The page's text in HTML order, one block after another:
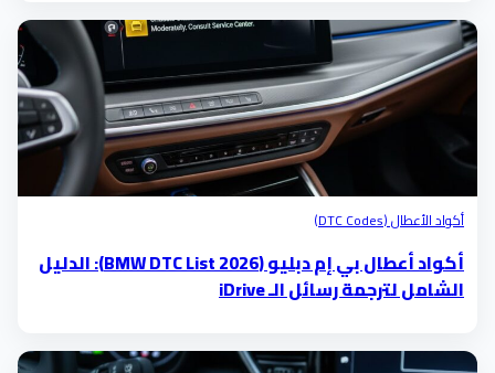
أكواد الأعطال (DTC Codes)
أكواد أعطال بي إم دبليو (BMW DTC List 2026): الدليل
الشامل لترجمة رسائل الـ iDrive